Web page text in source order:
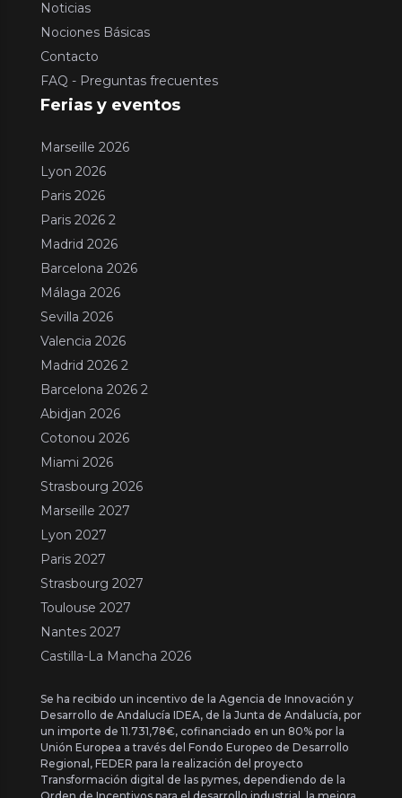
Noticias
Nociones Básicas
Contacto
FAQ - Preguntas frecuentes
Ferias y eventos
Marseille 2026
Lyon 2026
Paris 2026
Paris 2026 2
Madrid 2026
Barcelona 2026
Málaga 2026
Sevilla 2026
Valencia 2026
Madrid 2026 2
Barcelona 2026 2
Abidjan 2026
Cotonou 2026
Miami 2026
Strasbourg 2026
Marseille 2027
Lyon 2027
Paris 2027
Strasbourg 2027
Toulouse 2027
Nantes 2027
Castilla-La Mancha 2026
Se ha recibido un incentivo de la Agencia de Innovación y
Desarrollo de Andalucía IDEA, de la Junta de Andalucía, por
un importe de 11.731,78€, cofinanciado en un 80% por la
Unión Europea a través del Fondo Europeo de Desarrollo
Regional, FEDER para la realización del proyecto
Transformación digital de las pymes, dependiendo de la